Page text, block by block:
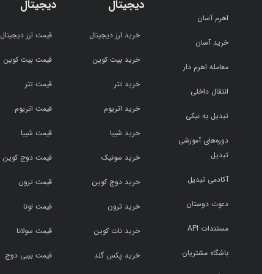
اهرم آسان
خرید آسان
معامله اهرم دار
انتقال داخلی
تبدیل به نیکی
دوره‌های آموزشی
تبدیل
آکادمی تبدیل
دعوت دوستان
مستندات API
باشگاه مشتریان
دیجیتال
خرید ارز دیجیتال
خرید بیت کوین
خرید تتر
خرید اتریوم
خرید شیبا
خرید سونیک
خرید دوج کوین
خرید ترون
خرید نات کوین
خرید پکس گلد
دیجیتال
قیمت ارز دیجیتال
قیمت بیت کوین
قیمت تتر
قیمت اتریوم
قیمت شیبا
قیمت دوج کوین
قیمت ترون
قیمت لونا
قیمت سولانا
قیمت بیبی دوج